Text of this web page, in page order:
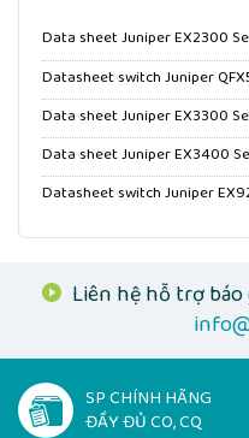
Data sheet Juniper EX2300
Datasheet switch Juniper
Data sheet Juniper EX3300
Data sheet Juniper EX3400
Datasheet switch Juniper
Liên hệ hỗ trợ báo
SP CHÍNH HÃNG
ĐẦY ĐỦ CO, CQ